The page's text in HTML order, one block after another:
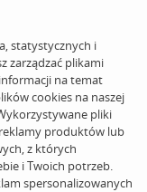
statystycznych i
zarządzać plikami
na temat
cookies na naszej
pliki
produktów lub
z których
i Twoich potrzeb.
spersonalizowanych